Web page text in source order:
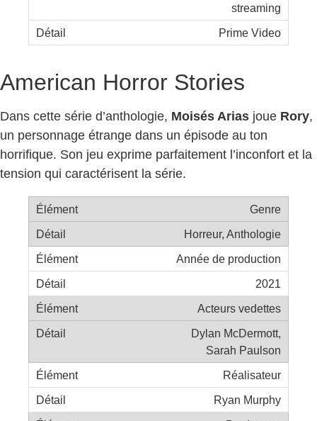
streaming
Prime Video
American Horror Stories
Dans cette série d’anthologie, Moisés Arias joue Rory,
un personnage étrange dans un épisode au ton
horrifique. Son jeu exprime parfaitement l’inconfort et la
tension qui caractérisent la série.
Genre
Horreur, Anthologie
Année de production
2021
Acteurs vedettes
Dylan McDermott,
Sarah Paulson
Réalisateur
Ryan Murphy